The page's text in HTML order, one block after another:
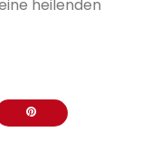
heilenden